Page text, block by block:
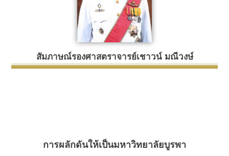
สัมภาษณ์รองศาสตราจารย์เชาวน์ มณีวงษ์
การผลักดันให้เป็นมหาวิทยาลัยบูรพา